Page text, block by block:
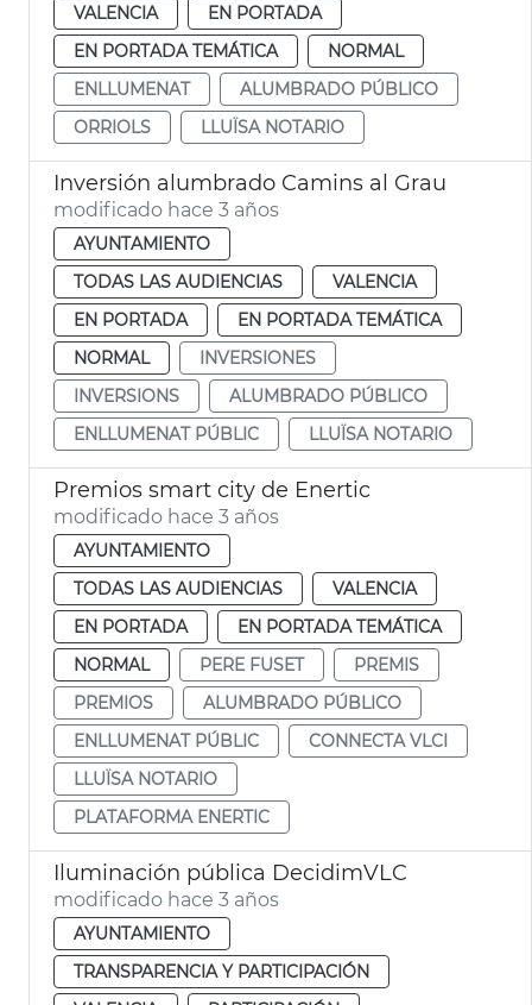
VALENCIA
EN PORTADA
EN PORTADA TEMÁTICA
NORMAL
ENLLUMENAT
ALUMBRADO PÚBLICO
ORRIOLS
LLUÏSA NOTARIO
Inversión alumbrado Camins al Grau
modificado hace 3 años
AYUNTAMIENTO
TODAS LAS AUDIENCIAS
VALENCIA
EN PORTADA
EN PORTADA TEMÁTICA
NORMAL
INVERSIONES
INVERSIONS
ALUMBRADO PÚBLICO
ENLLUMENAT PÚBLIC
LLUÏSA NOTARIO
Premios smart city de Enertic
modificado hace 3 años
AYUNTAMIENTO
TODAS LAS AUDIENCIAS
VALENCIA
EN PORTADA
EN PORTADA TEMÁTICA
NORMAL
PERE FUSET
PREMIS
PREMIOS
ALUMBRADO PÚBLICO
ENLLUMENAT PÚBLIC
CONNECTA VLCI
LLUÏSA NOTARIO
PLATAFORMA ENERTIC
Iluminación pública DecidimVLC
modificado hace 3 años
AYUNTAMIENTO
TRANSPARENCIA Y PARTICIPACIÓN